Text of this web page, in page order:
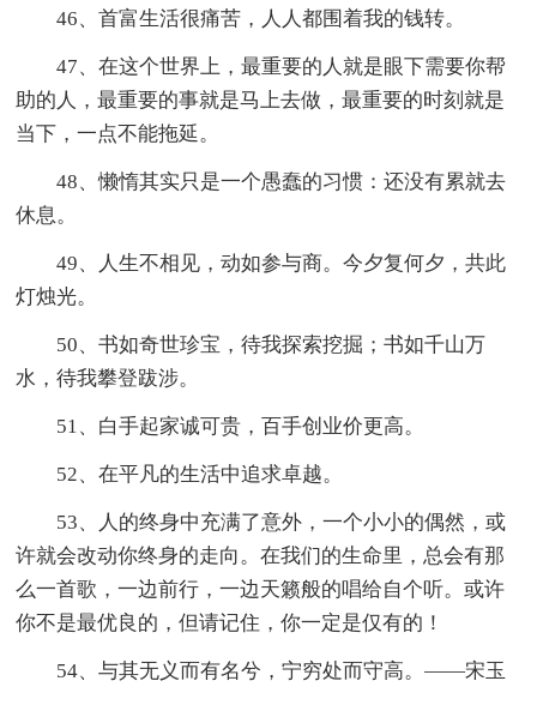
46、首富生活很痛苦，人人都围着我的钱转。
47、在这个世界上，最重要的人就是眼下需要你帮
助的人，最重要的事就是马上去做，最重要的时刻就是
当下，一点不能拖延。
48、懒惰其实只是一个愚蠢的习惯：还没有累就去
休息。
49、人生不相见，动如参与商。今夕复何夕，共此
灯烛光。
50、书如奇世珍宝，待我探索挖掘；书如千山万
水，待我攀登跋涉。
51、白手起家诚可贵，百手创业价更高。
52、在平凡的生活中追求卓越。
53、人的终身中充满了意外，一个小小的偶然，或
许就会改动你终身的走向。在我们的生命里，总会有那
么一首歌，一边前行，一边天籁般的唱给自个听。或许
你不是最优良的，但请记住，你一定是仅有的！
54、与其无义而有名兮，宁穷处而守高。——宋玉